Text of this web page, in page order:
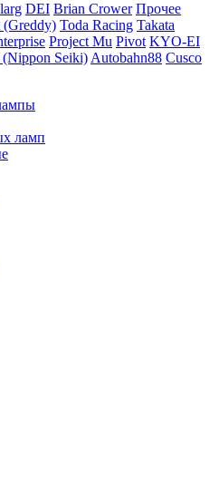
DEI Brian Crower Прочее
(Greddy) Toda Racing Takata
Project Mu Pivot KYO-EI
Seiki) Autobahn88 Cusco
ламп